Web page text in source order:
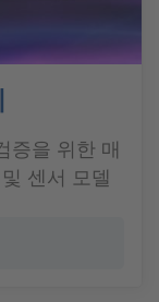
증을 위한 매
센서 모델